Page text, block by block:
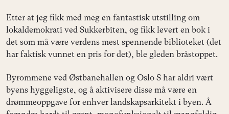
Etter at jeg fikk med meg en fantastisk utstilling om
lokaldemokrati ved Sukkerbiten, og fikk levert en bok i
det som må være verdens mest spennende biblioteket (det
har faktisk vunnet en pris for det), ble gleden bråstoppet.
Byrommene ved Østbanehallen og Oslo S har aldri vært
byens hyggeligste, og å aktivisere disse må være en
drømmeoppgave for enhver landskapsarkitekt i byen. Å